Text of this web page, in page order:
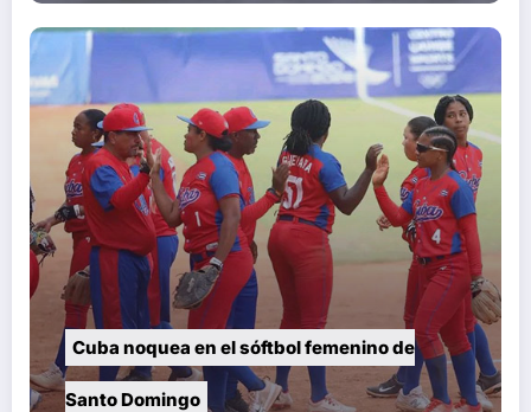
Cuba noquea en el sóftbol femenino de
Santo Domingo